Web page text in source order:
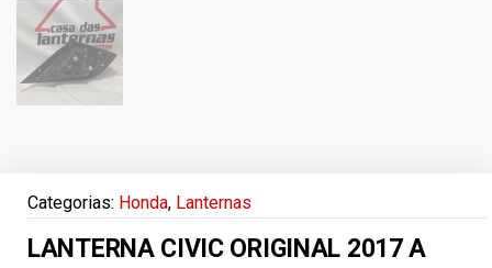
Categorias: Honda, Lanternas
LANTERNA CIVIC ORIGINAL 2017 A